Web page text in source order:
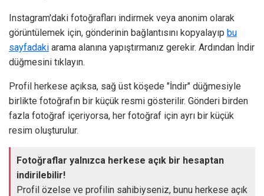
Instagram'daki fotoğrafları indirmek veya anonim olarak
görüntülemek için, gönderinin bağlantısını kopyalayıp bu
sayfadaki arama alanına yapıştırmanız gerekir. Ardından İndir
düğmesini tıklayın.
Profil herkese açıksa, sağ üst köşede "İndir" düğmesiyle
birlikte fotoğrafın bir küçük resmi gösterilir. Gönderi birden
fazla fotoğraf içeriyorsa, her fotoğraf için ayrı bir küçük
resim oluşturulur.
Fotoğraflar yalnızca herkese açık bir hesaptan
indirilebilir!
Profil özelse ve profilin sahibiyseniz, bunu herkese açık